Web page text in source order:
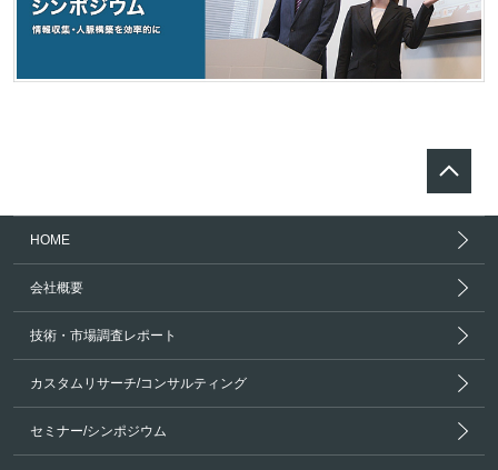
HOME
会社概要
技術・市場調査レポート
カスタムリサーチ/コンサルティング
セミナー/シンポジウム